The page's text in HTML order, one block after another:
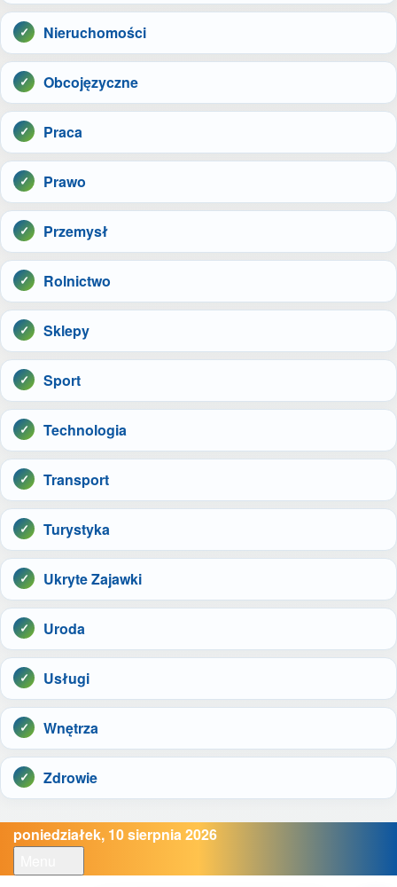
Nieruchomości
Obcojęzyczne
Praca
Prawo
Przemysł
Rolnictwo
Sklepy
Sport
Technologia
Transport
Turystyka
Ukryte Zajawki
Uroda
Usługi
Wnętrza
Zdrowie
poniedziałek, 10 sierpnia 2026